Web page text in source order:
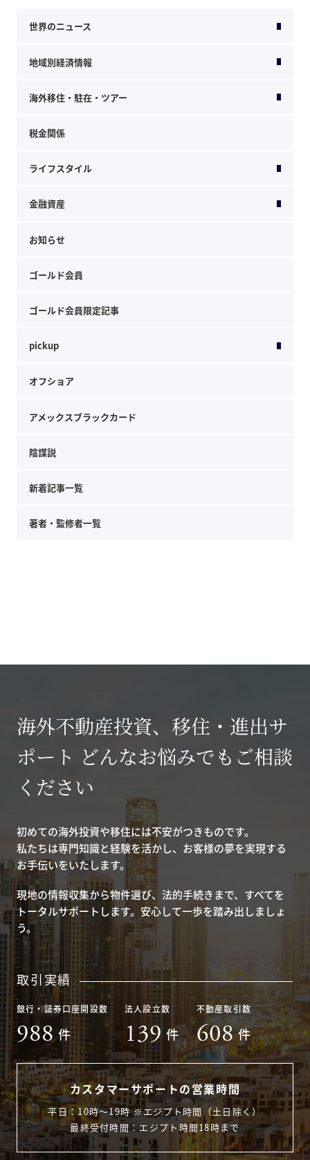
世界のニュース
地域別経済情報
海外移住・駐在・ツアー
税金関係
ライフスタイル
金融資産
お知らせ
ゴールド会員
ゴールド会員限定記事
pickup
オフショア
アメックスブラックカード
陰謀説
新着記事一覧
著者・監修者一覧
海外不動産投資、移住・進出サ
ポート どんなお悩みでもご相談
ください
初めての海外投資や移住には不安がつきものです。
私たちは専門知識と経験を活かし、お客様の夢を実現する
お手伝いをいたします。
現地の情報収集から物件選び、法的手続きまで、すべてを
トータルサポートします。安心して一歩を踏み出しましょ
う。
取引実績
銀行・証券口座開設数
988 件
法人設立数
139 件
不動産取引数
608 件
カスタマーサポートの営業時間
平日：10時〜19時 ※エジプト時間（土日除く）
最終受付時間：エジプト時間18時まで